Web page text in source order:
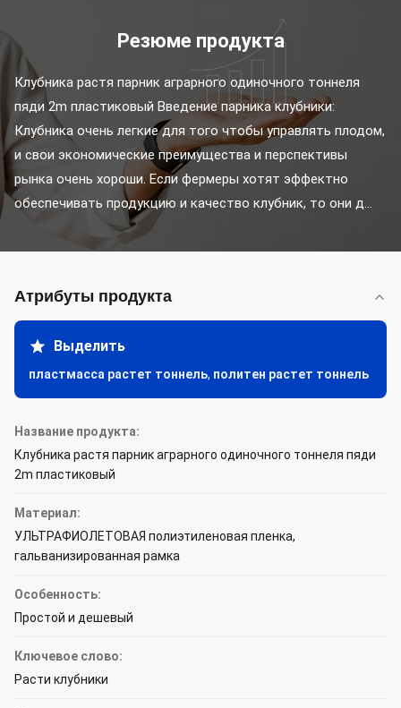
Резюме продукта
Клубника растя парник аграрного одиночного тоннеля
пяди 2m пластиковый Введение парника клубники:
Клубника очень легкие для того чтобы управлять плодом,
и свои экономические преимущества и перспективы
рынка очень хороши. Если фермеры хотят эффектно
обеспечивать продукцию и качество клубник, то они д...
Атрибуты продукта
Выделить
пластмасса растет тоннель, политен растет тоннель
Название продукта:
Клубника растя парник аграрного одиночного тоннеля пяди
2m пластиковый
Материал:
УЛЬТРАФИОЛЕТОВАЯ полиэтиленовая пленка,
гальванизированная рамка
Особенность:
Простой и дешевый
Ключевое слово:
Расти клубники